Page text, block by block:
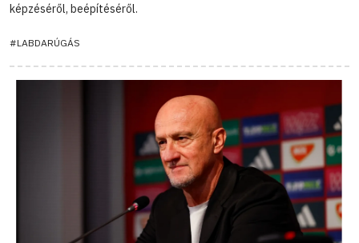
képzéséről, beépítéséről.
#LABDARÚGÁS